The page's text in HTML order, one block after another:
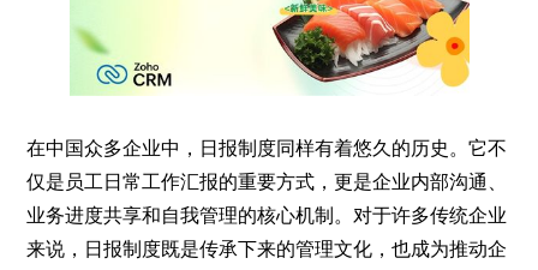
在中国众多企业中，日报制度同样有着悠久的历史。它不
仅是员工日常工作汇报的重要方式，更是企业内部沟通、
业务进度共享和自我管理的核心机制。对于许多传统企业
来说，日报制度既是传承下来的管理文化，也成为推动企